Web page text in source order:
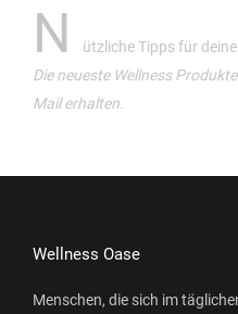
N
ützliche Tipps für deine
Die neueste Wellness
Mail erhalten.
Wellness Oase
Menschen, die sich im